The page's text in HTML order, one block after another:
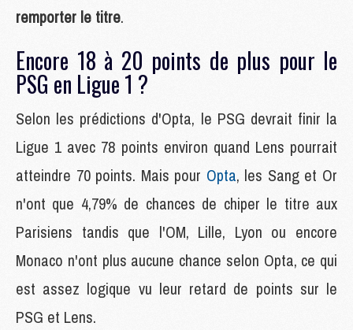
remporter le titre.
Encore 18 à 20 points de plus pour le
PSG en Ligue 1 ?
Selon les prédictions d'Opta, le PSG devrait finir la
Ligue 1 avec 78 points environ quand Lens pourrait
atteindre 70 points. Mais pour Opta, les Sang et Or
n'ont que 4,79% de chances de chiper le titre aux
Parisiens tandis que l'OM, Lille, Lyon ou encore
Monaco n'ont plus aucune chance selon Opta, ce qui
est assez logique vu leur retard de points sur le
PSG et Lens.